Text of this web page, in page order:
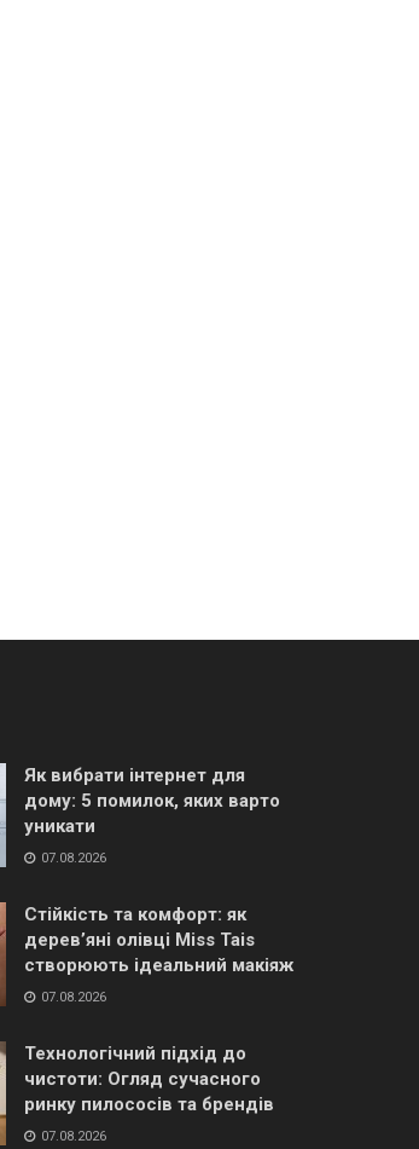
Як вибрати інтернет для
дому: 5 помилок, яких варто
уникати
07.08.2026
Стійкість та комфорт: як
дерев’яні олівці Miss Tais
створюють ідеальний макіяж
07.08.2026
Технологічний підхід до
чистоти: Огляд сучасного
ринку пилососів та брендів
07.08.2026